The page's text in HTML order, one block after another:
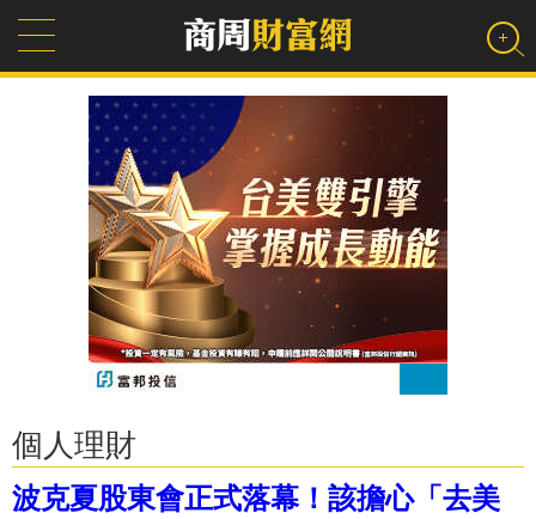
個人理財
波克夏股東會正式落幕！該擔心「去美